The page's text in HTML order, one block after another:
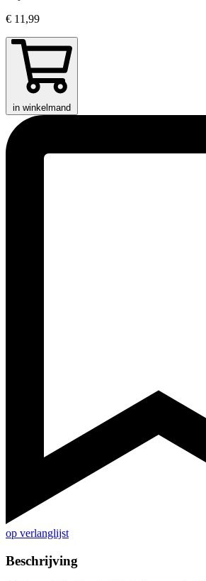
€ 11,99
in winkelmand
op verlanglijst
Beschrijving